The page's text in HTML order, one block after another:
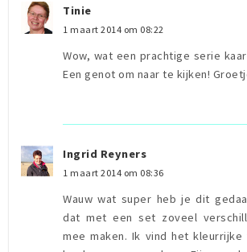
Tinie
1 maart 2014 om 08:22
Wow, wat een prachtige serie
Een genot om naar te kijken!
Ingrid Reyners
1 maart 2014 om 08:36
Wauw wat super heb je dit
dat met een set zoveel
mee maken. Ik vind het